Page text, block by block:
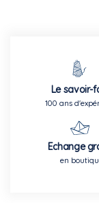
Le savoir-
100 ans
Echange
en